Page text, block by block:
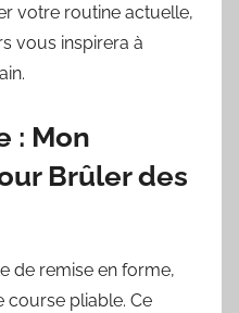
votre routine actuelle,
vous inspirera à
: Mon
Brûler des
de remise en forme,
course pliable. Ce